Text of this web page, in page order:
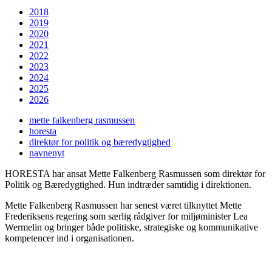
2018
2019
2020
2021
2022
2023
2024
2025
2026
mette falkenberg rasmussen
horesta
direktør for politik og bæredygtighed
navnenyt
HORESTA har ansat Mette Falkenberg Rasmussen som direktør for
Politik og Bæredygtighed. Hun indtræder samtidig i direktionen.
Mette Falkenberg Rasmussen har senest været tilknyttet Mette
Frederiksens regering som særlig rådgiver for miljøminister Lea
Wermelin og bringer både politiske, strategiske og kommunikative
kompetencer ind i organisationen.